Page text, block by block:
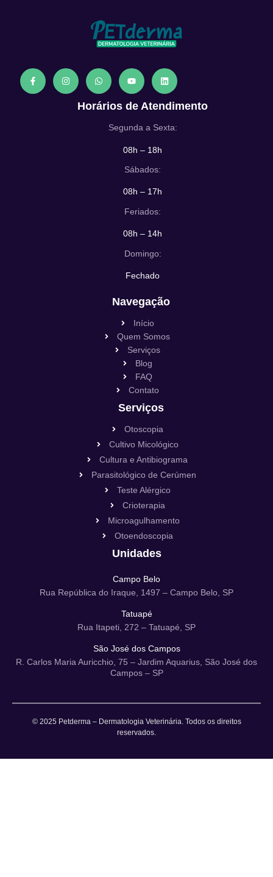
Horários de Atendimento
Segunda a Sexta:
08h – 18h
Sábados:
08h – 17h
Feriados:
08h – 14h
Domingo:
Fechado
Navegação
Início
Quem Somos
Serviços
Blog
FAQ
Contato
Serviços
Otoscopia
Cultivo Micológico
Cultura e Antibiograma
Parasitológico de Cerúmen
Teste Alérgico
Crioterapia
Microagulhamento
Otoendoscopia
Unidades
Campo Belo
Rua República do Iraque, 1497 – Campo Belo, SP
Tatuapé
Rua Itapeti, 272 – Tatuapé, SP
São José dos Campos
R. Carlos Maria Auricchio, 75 – Jardim Aquarius, São José dos
Campos – SP
© 2025 Petderma – Dermatologia Veterinária. Todos os direitos
reservados.